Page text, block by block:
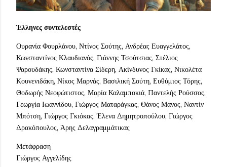
Έλληνες συντελεστές
Ουρανία Φουρλάνου, Ντίνος Σούτης, Ανδρέας Ευαγγελάτος,
Κωνσταντίνος Κλαυδιανός, Γιάννης Τσούτσιας, Στέλιος
Ψαρουδάκης, Κωνσταντίνα Σίδερη, Ακίνδυνος Γκίκας, Νικολέτα
Κουνενιδάκη, Νίκος Μαρνάς, Βασιλική Σούτη, Ευθύμιος Τόρης,
Θοδωρής Νεοφώτιστος, Μαρία Καλαμποκιά, Παντελής Ρούσσος,
Γεωργία Ιωαννίδου, Γιώργος Ματαράγκας, Θάνος Μάνος, Ναντίν
Μπότση, Γιώργος Γκιόκας, Έλενα Δημητροπούλου, Γιώργος
Δρακόπουλος, Άρης Δελαγραμμάτικας
Μετάφραση
Γιώργος Αγγελίδης